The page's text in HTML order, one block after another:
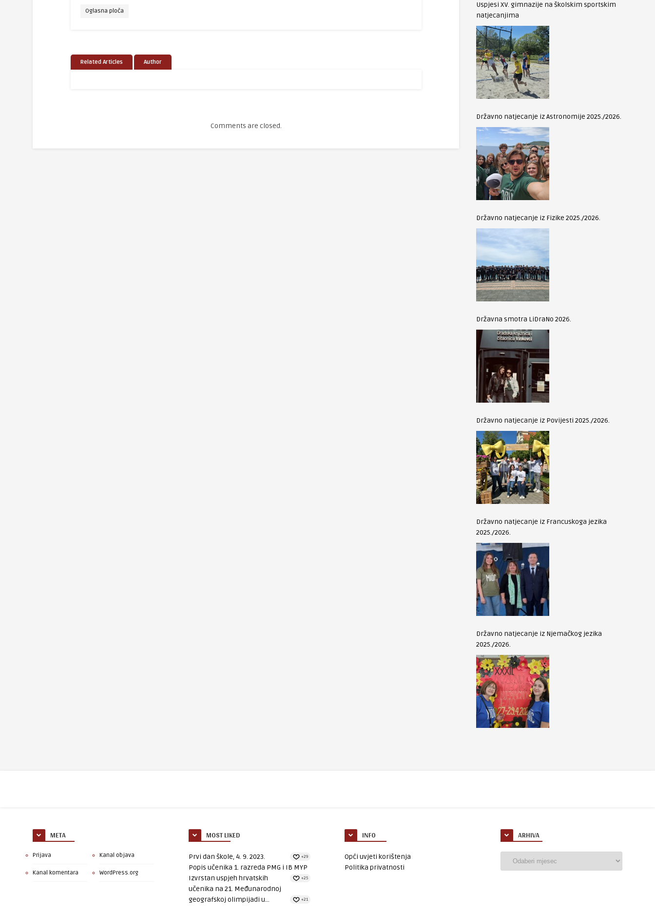
Oglasna ploča
Related Articles Author
Comments are closed.
Uspjesi XV. gimnazije na školskim sportskim
natjecanjima
Državno natjecanje iz Astronomije 2025./2026.
Državno natjecanje iz Fizike 2025./2026.
Državna smotra LiDraNo 2026.
Državno natjecanje iz Povijesti 2025./2026.
Državno natjecanje iz Francuskoga jezika
2025./2026.
Državno natjecanje iz Njemačkog jezika
2025./2026.
META
Prijava Kanal objava
Kanal komentara WordPress.org
MOST LIKED
Prvi dan škole, 4. 9. 2023. +29
Popis učenika 1. razreda PMG i IB MYP
+25
Izvrstan uspjeh hrvatskih
učenika na 21. Međunarodnoj
geografskoj olimpijadi u...
+21
INFO
Opći uvjeti korištenja
Politika privatnosti
ARHIVA